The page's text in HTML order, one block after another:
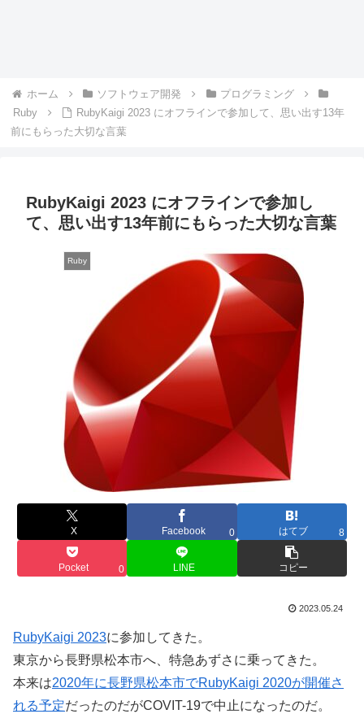
ホーム ソフトウェア開発
プログラミング
Ruby
RubyKaigi 2023 にオフラインで参加して、思い出す13年
前にもらった大切な言葉
RubyKaigi 2023 にオフラインで参加し
て、思い出す13年前にもらった大切な言葉
Ruby
X Facebook 0 はてブ 8
Pocket 0 LINE コピー
2023.05.24
RubyKaigi 2023に参加してきた。
東京から長野県松本市へ、特急あずさに乗ってきた。
本来は2020年に長野県松本市でRubyKaigi 2020が開催さ
れる予定だったのだがCOVIT-19で中止になったのだ。